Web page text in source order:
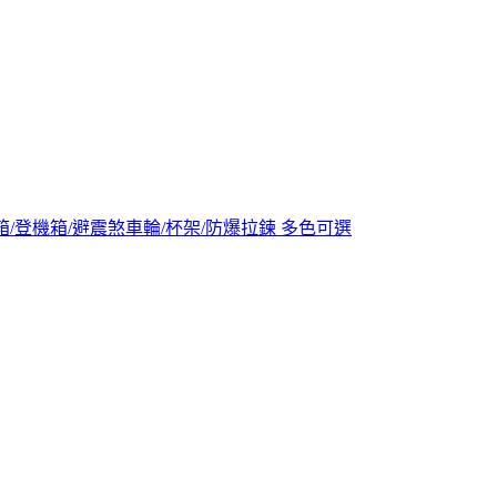
登機箱/避震煞車輪/杯架/防爆拉鍊 多色可選